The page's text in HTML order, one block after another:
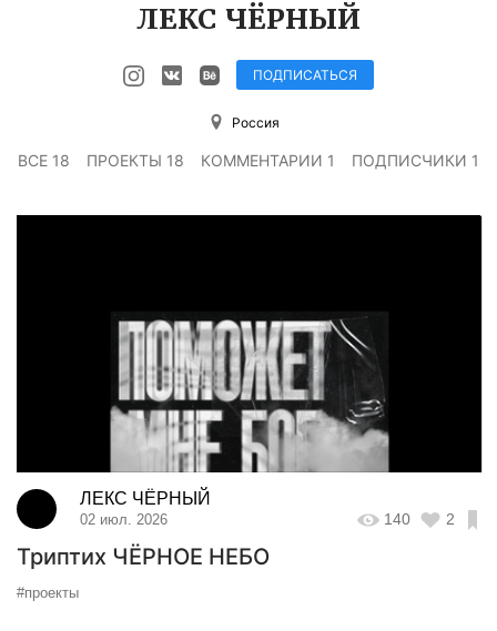
ЛЕКС ЧЁРНЫЙ
ПОДПИСАТЬСЯ
Россия
ВСЕ 18 ПРОЕКТЫ 18 КОММЕНТАРИИ 1 ПОДПИСЧИКИ 1
ЛЕКС ЧЁРНЫЙ
02 июл. 2026 140 2
Триптих ЧЁРНОЕ НЕБО
#проекты